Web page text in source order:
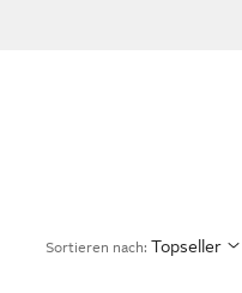
Sortieren nach: Topseller